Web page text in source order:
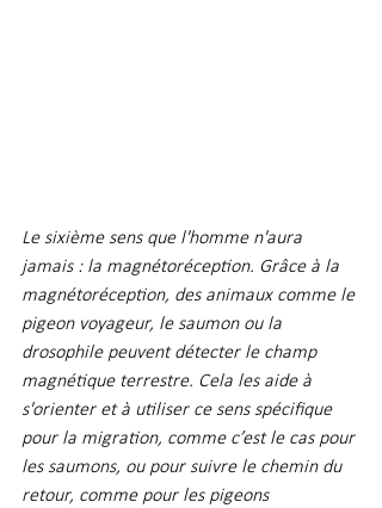
Le sixième sens que l'homme n'aura
jamais : la magnétoréception. Grâce à la
magnétoréception, des animaux comme le
pigeon voyageur, le saumon ou la
drosophile peuvent détecter le champ
magnétique terrestre. Cela les aide à
s'orienter et à utiliser ce sens spécifique
pour la migration, comme c’est le cas pour
les saumons, ou pour suivre le chemin du
retour, comme pour les pigeons